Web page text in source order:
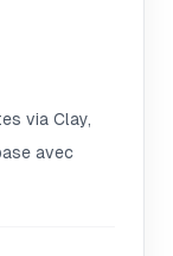
via Clay,
avec